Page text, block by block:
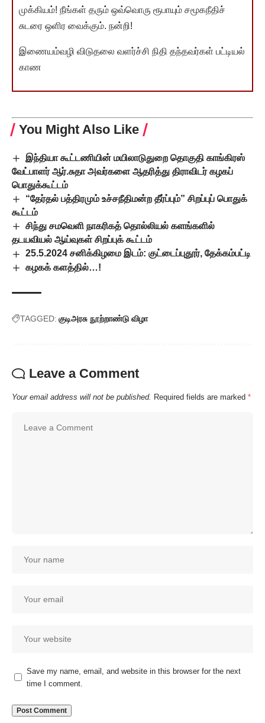
முக்கியம்! நீங்கள் தரும் ஒவ்வொரு ரூபாயும் சமூகநீதிச்
சுடரை ஒளிர வைக்கும். நன்றி!
இணையம்வழி விடுதலை வளர்ச்சி நிதி தந்தவர்கள் பட்டியல்
காண
You Might Also Like
இந்தியா கூட்டணியின் மயிலாடுதுறை தொகுதி காங்கிரஸ்
வேட்பாளர் ஆர்.சுதா அவர்களை ஆதரித்து திராவிடர் கழகப்
பொதுக்கூட்டம்
“தேர்தல் பத்திரமும் உச்சநீதிமன்ற தீர்ப்பும்” சிறப்புப் பொதுக்
கூட்டம்
சிந்து சமவெளி நாகரிகத் தொல்லியல் களங்களில்
தடயவியல் ஆய்வுகள் சிறப்புக் கூட்டம்
25.5.2024 சனிக்கிழமை இடம்: குட்டைப்புதூர், தேக்கம்பட்டி
கழகக் களத்தில்…!
TAGGED: குடிஅரசு நூற்றாண்டு விழா
Leave a Comment
Your email address will not be published. Required fields are marked *
Save my name, email, and website in this browser for the next
time I comment.